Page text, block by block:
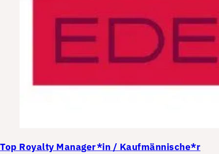
Top Royalty Manager*in / Kaufmännische*r